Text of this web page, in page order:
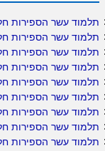
תלמוד עשר הספירות
תלמוד עשר הספירות
תלמוד עשר הספירות
תלמוד עשר הספירות
תלמוד עשר הספירות
תלמוד עשר הספירות
תלמוד עשר הספירות
תלמוד עשר הספירות
תלמוד עשר הספירות